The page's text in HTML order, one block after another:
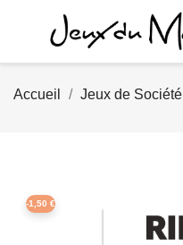
Accueil Jeux de Société
-1,50 €